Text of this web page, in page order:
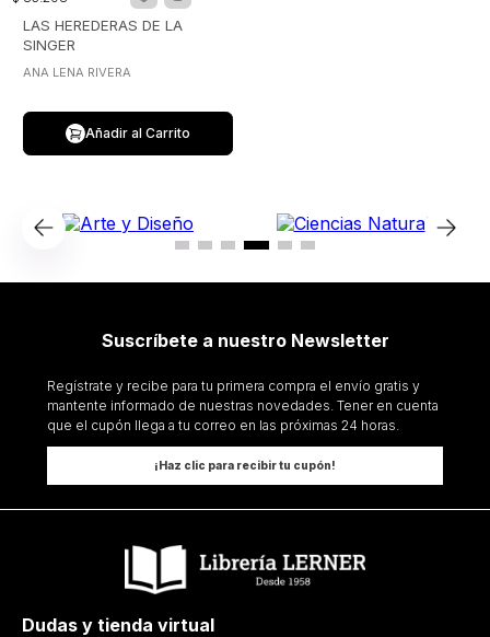
LAS HEREDERAS DE LA
SINGER
ANA LENA RIVERA
Añadir al Carrito
Suscríbete a nuestro Newsletter
Regístrate y recibe para tu primera compra el envío gratis y
mantente informado de nuestras novedades. Tener en cuenta
que el cupón llega a tu correo en las próximas 24 horas.
¡Haz clic para recibir tu cupón!
Dudas y tienda virtual